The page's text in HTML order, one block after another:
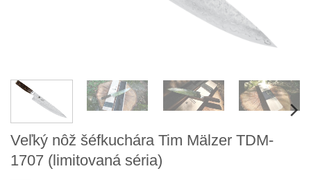
Veľký nôž šéfkuchára Tim Mälzer TDM-
1707 (limitovaná séria)